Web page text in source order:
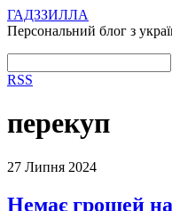
ГАДЗЗИЛЛА
Персональний блог з
RSS
перекуп
27 Липня 2024
Немає грошей на